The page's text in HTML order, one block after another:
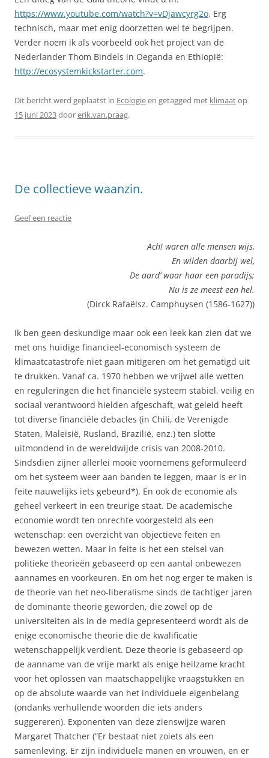
https://www.youtube.com/watch?v=vDjawcyrg2o. Erg
technisch, maar met enig doorzetten wel te begrijpen.
Verder noem ik als voorbeeld ook het project van de
Nederlander Thom Bindels in Oeganda en Ethiopië:
http://ecosystemkickstarter.com.
Dit bericht werd geplaatst in Ecologieen getagged met klimaatop
15 juni 2023doorerik.van.praag.
De collectieve waanzin.
Geef een reactie
Ach! waren alle mensen wijs,
En wilden daarbij wel,
De aard’ waar haar een paradijs;
Nu is ze meest een hel.
(Dirck Rafaëlsz. Camphuysen (1586-1627))
Ik ben geen deskundige maar ook een leek kan zien dat we
met ons huidige financieel-economisch systeem de
klimaatcatastrofe niet gaan mitigeren om het gematigd uit
te drukken. Vanaf ca. 1970 hebben we vrijwel alle wetten
en reguleringen die het financiële systeem stabiel, veilig en
sociaal verantwoord hielden afgeschaft, wat geleid heeft
tot diverse financiële debacles (in Chili, de Verenigde
Staten, Maleisië, Rusland, Brazilië, enz.) ten slotte
uitmondend in de wereldwijde crisis van 2008-2010.
Sindsdien zijner allerlei mooie voornemens geformuleerd
om het systeem weer aan banden te leggen, maar is er in
feite nauwelijks iets gebeurd*). En ook de economie als
geheel verkeert in een treurige staat. De academische
economie wordt ten onrechte voorgesteld als een
wetenschap: een overzicht van objectieve feiten en
bewezen wetten. Maar in feite is het een stelsel van
politieke theorieën gebaseerd op een aantal onbewezen
aannames en voorkeuren. En om het nog erger te maken is
de theorie van het neo-liberalisme sinds de tachtiger jaren
de dominante theorie geworden, die zowel op de
universiteiten als in de media gepresenteerd wordt als de
enige economische theorie die de kwalificatie
wetenschappelijk verdient. Deze theorie is gebaseerd op
de aanname van de vrije markt als enige heilzame kracht
voor het oplossen van maatschappelijke vraagstukken en
op de absolute waarde van het individuele eigenbelang
(ondanks verhullende woorden die iets anders
suggereren). Exponenten van deze zienswijze waren
Margaret Thatcher (“Er bestaat niet zoiets als een
samenleving. Er zijn individuele manen en vrouwen, en er